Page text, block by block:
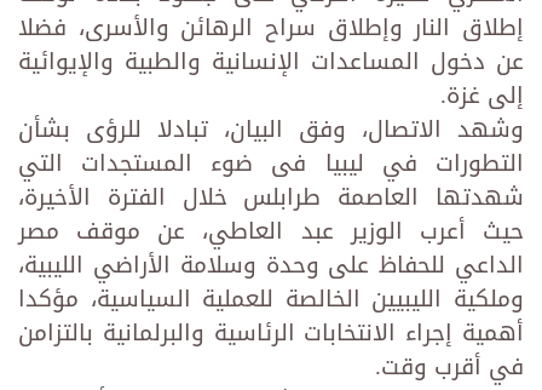
إطلاق النار وإطلاق سراح الرهائن والأسرى، فضلا
عن دخول المساعدات الإنسانية والطبية والإيوائية
إلى غزة.
وشهد الاتصال، وفق البيان، تبادلا للرؤى بشأن
التطورات في ليبيا فى ضوء المستجدات التي
شهدتها العاصمة طرابلس خلال الفترة الأخيرة،
حيث أعرب الوزير عبد العاطي، عن موقف مصر
الداعي للحفاظ على وحدة وسلامة الأراضي الليبية،
وملكية الليبيين الخالصة للعملية السياسية، مؤكدا
أهمية إجراء الانتخابات الرئاسية والبرلمانية بالتزامن
في أقرب وقت.